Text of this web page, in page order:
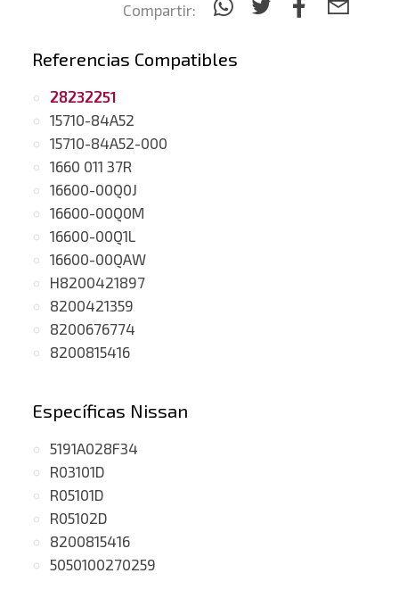
Compartir:
Referencias Compatibles
28232251
15710-84A52
15710-84A52-000
1660 011 37R
16600-00Q0J
16600-00Q0M
16600-00Q1L
16600-00QAW
H8200421897
8200421359
8200676774
8200815416
Específicas Nissan
5191A028F34
R03101D
R05101D
R05102D
8200815416
5050100270259